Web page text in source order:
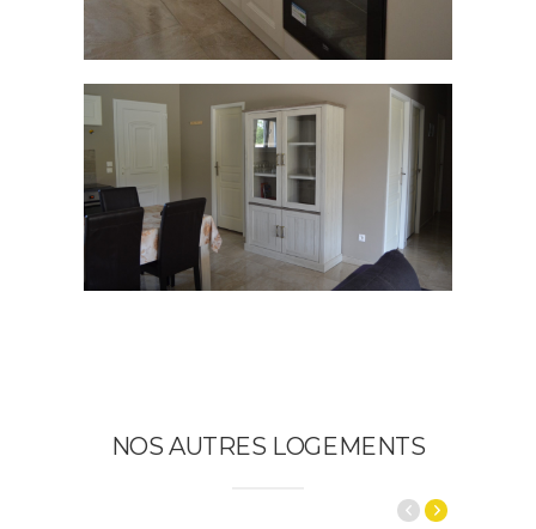
NOS AUTRES LOGEMENTS